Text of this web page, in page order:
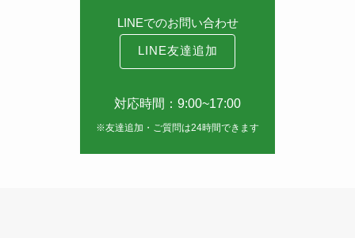
LINEでのお問い合わせ
LINE友達追加
対応時間：9:00~17:00
※友達追加・ご質問は24時間できます